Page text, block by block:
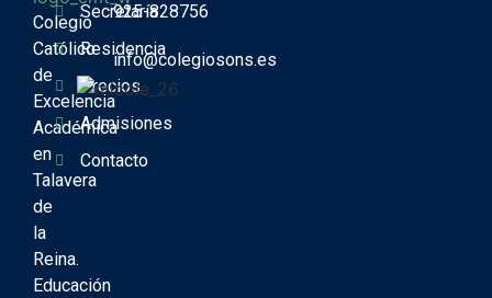
Colegio
Católico
de
Excelencia
Académica
en
Talavera
de
la
Reina.
Educación
Secretaría
Residencia
Precios
Admisiones
Contacto
925-828756
info@colegiosons.es